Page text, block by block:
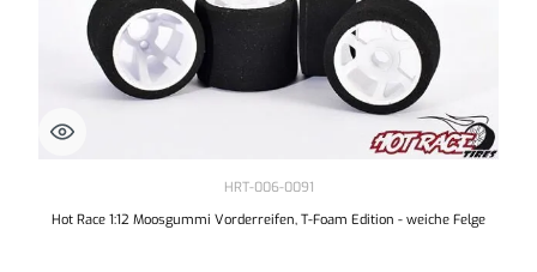
HRT-006-0091
Hot Race 1:12 Moosgummi Vorderreifen, T-Foam Edition - weiche Felge